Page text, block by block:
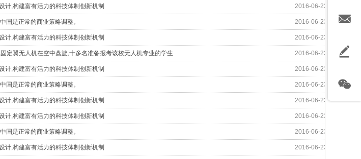
计,构建富有活力的科技体制创新机制 2016-06-23
国是正常的商业策略调整。 2016-06-23
计,构建富有活力的科技体制创新机制 2016-06-23
定翼无人机在空中盘旋,十多名准备报考该校无人机专业的学生 2016-06-23
计,构建富有活力的科技体制创新机制 2016-06-23
国是正常的商业策略调整。 2016-06-23
计,构建富有活力的科技体制创新机制 2016-06-23
计,构建富有活力的科技体制创新机制 2016-06-23
国是正常的商业策略调整。 2016-06-23
计,构建富有活力的科技体制创新机制 2016-06-23